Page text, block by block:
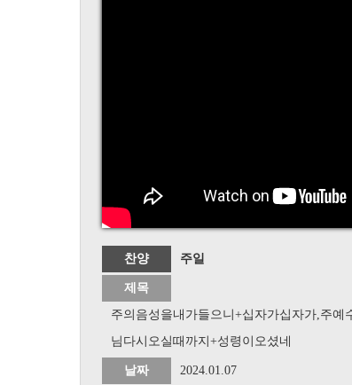
찬양 주일
제목
주의음성을내가들으니+십자가십자가,주
님다시오실때까지+성령이오셨네
날짜 2024.01.07